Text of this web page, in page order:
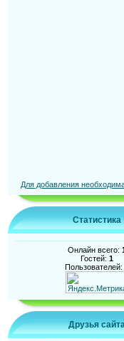
Для добавления
Статистика
Онлайн всего:
Гостей: 1
Пользователей:
Друзья